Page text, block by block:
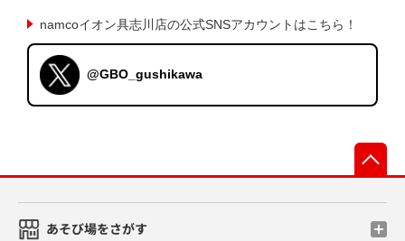
namcoイオン具志川店の公式SNSアカウントはこちら！
@GBO_gushikawa
あそび場をさがす